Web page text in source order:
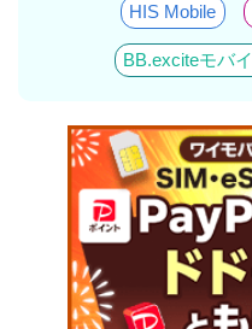
HIS Mobile
BB.exciteモバ